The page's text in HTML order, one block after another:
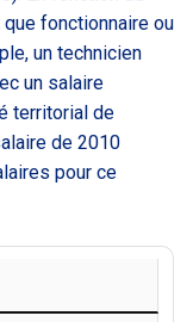
fonctionnaire ou
un technicien
un salaire
territorial de
de 2010
pour ce